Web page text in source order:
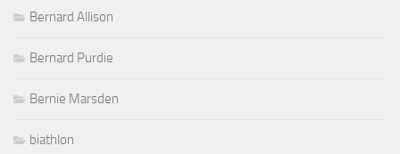
Bernard Purdie
Bernie Marsden
biathlon
Biathon